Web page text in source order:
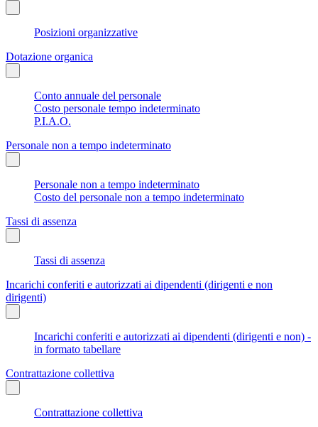
Posizioni organizzative
Dotazione organica
Conto annuale del personale
Costo personale tempo indeterminato
P.I.A.O.
Personale non a tempo indeterminato
Personale non a tempo indeterminato
Costo del personale non a tempo indeterminato
Tassi di assenza
Tassi di assenza
Incarichi conferiti e autorizzati ai dipendenti (dirigenti e non
dirigenti)
Incarichi conferiti e autorizzati ai dipendenti (dirigenti e non) -
in formato tabellare
Contrattazione collettiva
Contrattazione collettiva